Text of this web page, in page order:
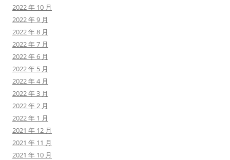
2022 年 10 月
2022 年 9 月
2022 年 8 月
2022 年 7 月
2022 年 6 月
2022 年 5 月
2022 年 4 月
2022 年 3 月
2022 年 2 月
2022 年 1 月
2021 年 12 月
2021 年 11 月
2021 年 10 月